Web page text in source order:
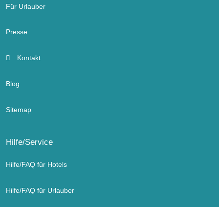
Für Urlauber
Presse
Kontakt
Blog
Sitemap
Hilfe/Service
Hilfe/FAQ für Hotels
Hilfe/FAQ für Urlauber